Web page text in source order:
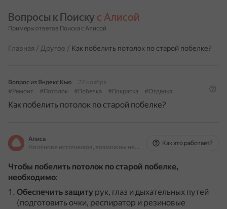
Вопросы к Поиску с Алисой
Примеры ответов Поиска с Алисой
Главная / Другое / Как побелить потолок по старой побелке?
Вопрос из Яндекс Кью
22 ноября
#Ремонт
#Потолок #Побелка #Покраска #Отделка
Как побелить потолок по старой побелке?
Алиса
На основе источников, возможны неточности
Как это работает?
Чтобы побелить потолок по старой побелке,
необходимо:
Обеспечить защиту рук, глаз и дыхательных путей
(подготовить очки, респиратор и резиновые